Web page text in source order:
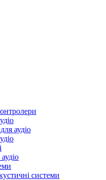
аудіо
системи